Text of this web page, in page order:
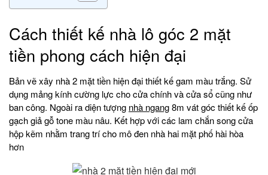
Cách thiết kế nhà lô góc 2 mặt
tiền phong cách hiện đại
Bản vẽ xây nhà 2 mặt tiền hiện đại thiết kế gam màu trắng. Sử
dụng mảng kính cường lực cho cửa chính và cửa sổ cũng như
ban công. Ngoài ra diện tượng nhà ngang8m vát góc thiết kế ốp
gạch giả gỗ tone màu nâu. Kết hợp với các lam chắn song cửa
hộp kẽm nhằm trang trí cho mô đen nhà hai mặt phố hài hòa
hơn